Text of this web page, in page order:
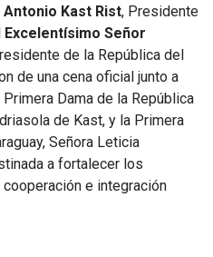
Kast Rist, Presidente
Excelentísimo Señor
de la República del
de una cena oficial junto a
Dama de la República
de Kast, y la Primera
Señora Leticia
a fortalecer los
e integración